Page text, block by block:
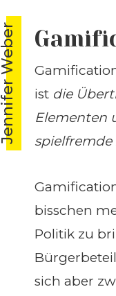
Weber
Gamification
ist die
Elementen
bisschen
Politik zu
sich aber